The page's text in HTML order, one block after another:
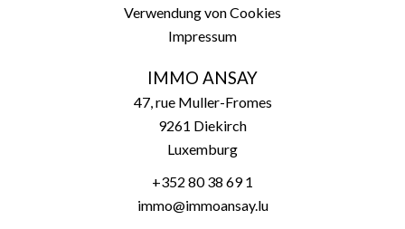
Verwendung von Cookies
Impressum
IMMO ANSAY
47, rue Muller-Fromes
9261 Diekirch
Luxemburg
+352 80 38 69 1
immo@immoansay.lu